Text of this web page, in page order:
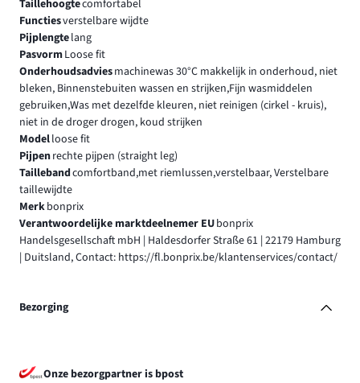
Taillehoogtecomfortabel
Functiesverstelbare wijdte
Pijplengtelang
PasvormLoose fit
Onderhoudsadviesmachinewas 30°C makkelijk in onderhoud, niet
bleken, Binnenstebuiten wassen en strijken,Fijn wasmiddelen
gebruiken,Was met dezelfde kleuren, niet reinigen (cirkel - kruis),
niet in de droger drogen, koud strijken
Modelloose fit
Pijpenrechte pijpen (straight leg)
Taillebandcomfortband,met riemlussen,verstelbaar, Verstelbare
taillewijdte
Merkbonprix
Verantwoordelijke marktdeelnemer EUbonprix
Handelsgesellschaft mbH | Haldesdorfer Straße 61 | 22179 Hamburg
| Duitsland, Contact: https://fl.bonprix.be/klantenservices/contact/
Bezorging
Onze bezorgpartner is bpost